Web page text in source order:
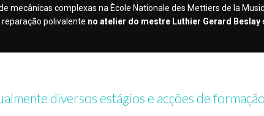
mecânicas complexas na Ècole Nationale des Mettiers de la
polivalente no atelier do mestre Luthier Gerard Beslay
diversos estágios e acções de